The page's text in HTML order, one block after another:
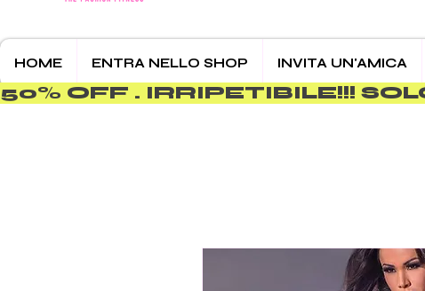
HOME ENTRA NELLO SHOP INVITA UN'AMICA
50% OFF . IRRIPETIBILE!!!